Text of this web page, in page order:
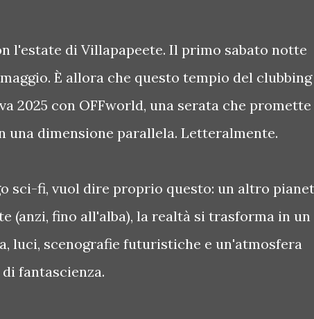
l'estate di Villapapeete. Il primo sabato notte
È allora che questo tempio del clubbing
2025 con OFFworld, una serata che promette
dimensione parallela. Letteralmente.
sci-fi, vuol dire proprio questo: un altro
(anzi, fino all'alba), la realtà si trasforma in un
luci, scenografie futuristiche e un'atmosfera
fantascienza.